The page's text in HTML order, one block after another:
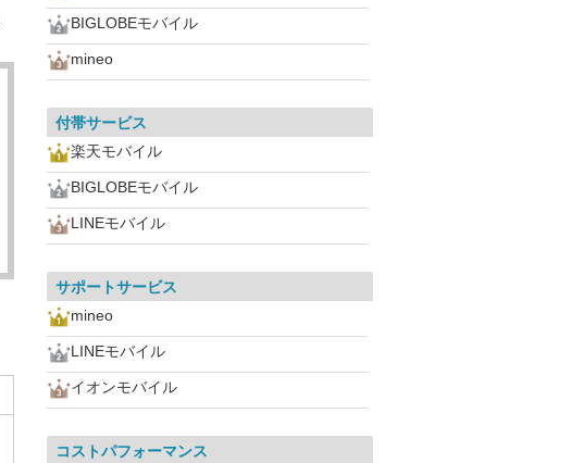
BIGLOBEモバイル
mineo
付帯サービス
楽天モバイル
BIGLOBEモバイル
LINEモバイル
サポートサービス
mineo
LINEモバイル
イオンモバイル
コストパフォーマンス